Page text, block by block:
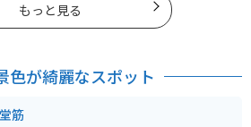
もっと見る
色が綺麗なスポット
筋